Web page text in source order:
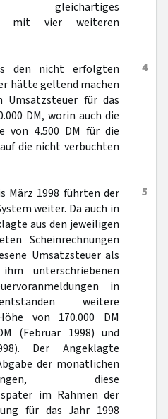
mit vier weiteren
4
den nicht erfolgten
hätte geltend machen
Umsatzsteuer für das
DM, worin auch die
von 4.500 DM für die
die nicht verbuchten
5
März 1998 führten der
weiter. Da auch in
aus den jeweiligen
Scheinrechnungen
Umsatzsteuer als
unterschriebenen
in
weitere
von 170.000 DM
(Februar 1998) und
Der Angeklagte
der monatlichen
diese
im Rahmen der
für das Jahr 1998